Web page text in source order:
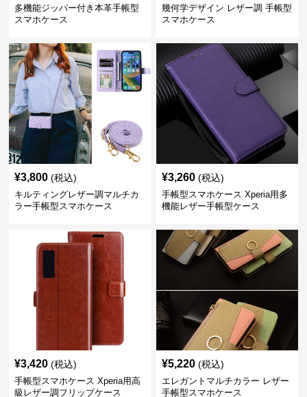
多機能ジッパー付き本革手帳型
スマホケース
幾何学デザイン レザー調 手帳型
スマホケース
¥3,800 (税込)
キルティングレザー調マルチカ
ラー手帳型スマホケース
¥3,260 (税込)
手帳型スマホケース Xperia用多
機能レザー手帳型ケース
¥3,420 (税込)
手帳型スマホケース Xperia用高
級レザー調フリップケース
¥5,220 (税込)
エレガントマルチカラー レザー
手帳型スマホケース